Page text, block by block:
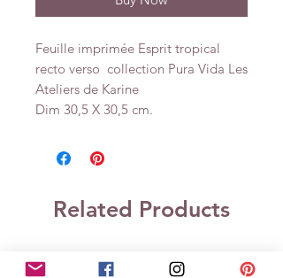
Feuille imprimée Esprit tropical
recto verso collection Pura Vida Les
Ateliers de Karine
Dim 30,5 X 30,5 cm.
Related Products